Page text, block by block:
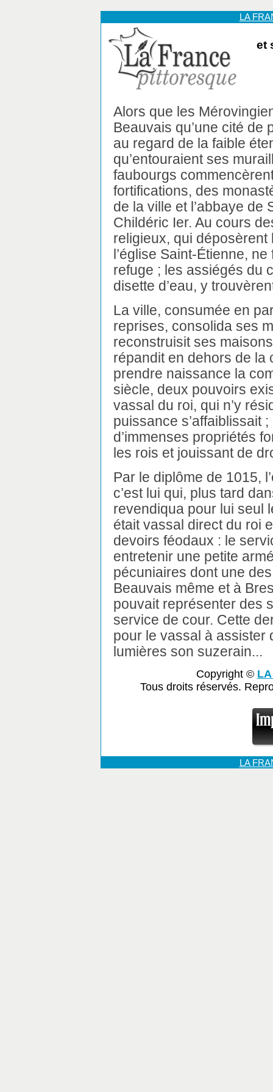
LA
et
Alors que les
Beauvais qu’une cité de
au regard de la faible
qu’entouraient ses
faubourgs
fortifications, des
de la ville et l’abbaye de
Childéric Ier. Au cours
religieux, qui
l’église Saint-Étienne,
refuge ; les assiégés du
disette d’eau, y
La ville, consumée en
reprises, consolida ses
reconstruisit ses
répandit en dehors de la
prendre naissance la
siècle, deux pouvoirs
vassal du roi, qui n’y
puissance s’affaiblissait
d’immenses propriétés
les rois et jouissant de
Par le diplôme de 1015,
c’est lui qui, plus tard
revendiqua pour lui seul
était vassal direct du roi
devoirs féodaux : le
entretenir une petite
pécuniaires dont une
Beauvais même et à
pouvait représenter des
service de cour. Cette
pour le vassal à assister
lumières son suzerain...
Copyright ©
Tous droits réservés.
LA